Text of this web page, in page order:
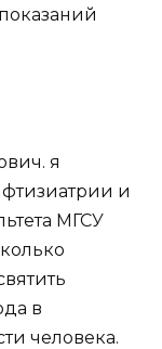
я
и
МГСУ
в
человека.